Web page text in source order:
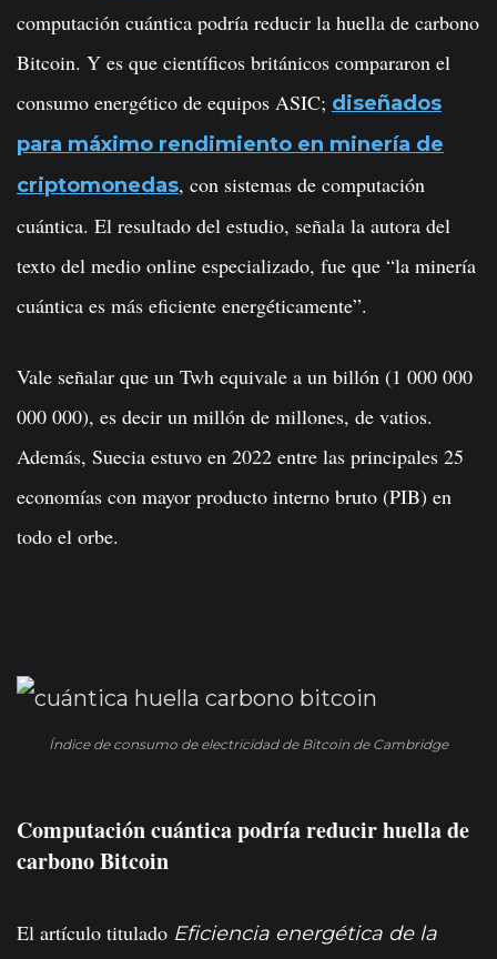
computación cuántica podría reducir la huella de carbono
Bitcoin. Y es que científicos británicos compararon el
consumo energético de equipos ASIC; diseñados
para máximo rendimiento en minería de
criptomonedas, con sistemas de computación
cuántica. El resultado del estudio, señala la autora del
texto del medio online especializado, fue que “la minería
cuántica es más eficiente energéticamente”.
Vale señalar que un Twh equivale a un billón (1 000 000
000 000), es decir un millón de millones, de vatios.
Además, Suecia estuvo en 2022 entre las principales 25
economías con mayor producto interno bruto (PIB) en
todo el orbe.
Índice de consumo de electricidad de Bitcoin de Cambridge
Computación cuántica podría reducir huella de
carbono Bitcoin
El artículo titulado Eficiencia energética de la